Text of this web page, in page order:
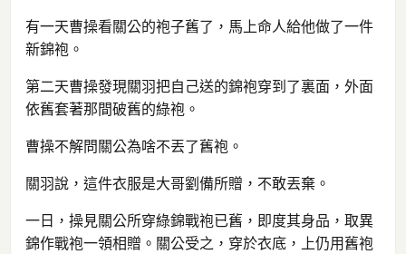
有一天曹操看關公的袍子舊了，馬上命人給他做了一件
新錦袍。
第二天曹操發現關羽把自己送的錦袍穿到了裏面，外面
依舊套著那間破舊的綠袍。
曹操不解問關公為啥不丟了舊袍。
關羽說，這件衣服是大哥劉備所贈，不敢丟棄。
一日，操見關公所穿綠錦戰袍已舊，即度其身品，取異
錦作戰袍一領相贈。關公受之，穿於衣底，上仍用舊袍